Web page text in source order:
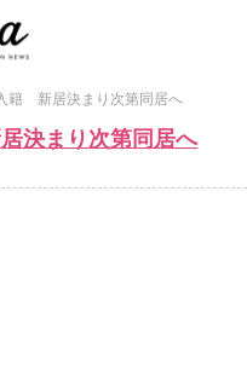
籍 新居決まり次第同居へ
決まり次第同居へ